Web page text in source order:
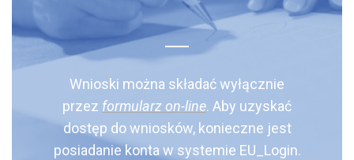
Wnioski można składać wyłącznie
przez formularz on-line. Aby uzyskać
dostęp do wniosków, konieczne jest
posiadanie konta w systemie EU_Login.